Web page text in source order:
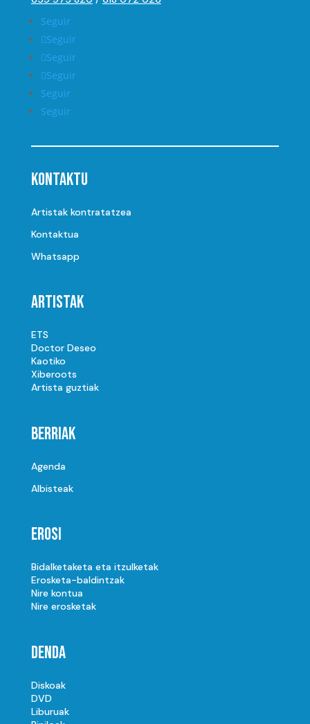
Seguir
Seguir
Seguir
Seguir
Seguir
Seguir
Kontaktu
Artistak kontratatzea
Kontaktua
Whatsapp
Artistak
ETS
Doctor Deseo
Kaotiko
Xiberoots
Artista guztiak
Berriak
Agenda
Albisteak
Erosi
Bidalketaketa eta itzulketak
Erosketa-baldintzak
Nire kontua
Nire erosketak
Denda
Diskoak
DVD
Liburuak